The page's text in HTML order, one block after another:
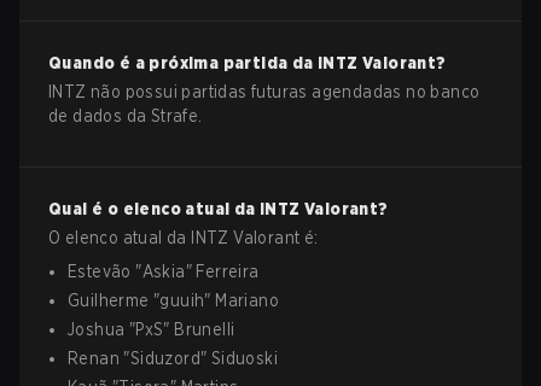
Quando é a próxima partida da INTZ Valorant?
INTZ não possui partidas futuras agendadas no banco
de dados da Strafe.
Qual é o elenco atual da INTZ Valorant?
O elenco atual da
INTZ Valorant é:
Estevão "Askia" Ferreira
Guilherme "guuih" Mariano
Joshua "PxS" Brunelli
Renan "Siduzord" Siduoski